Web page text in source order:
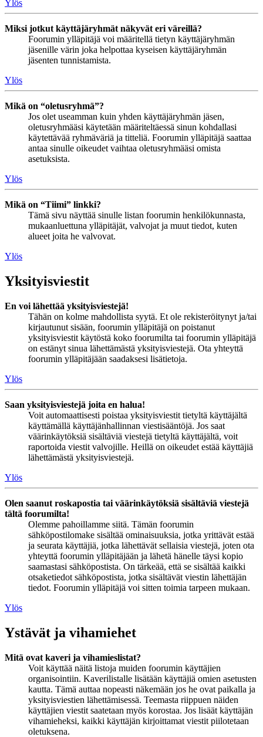
Ylös
Miksi jotkut käyttäjäryhmät näkyvät eri väreillä?
Foorumin ylläpitäjä voi määritellä tietyn käyttäjäryhmän
jäsenille värin joka helpottaa kyseisen käyttäjäryhmän
jäsenten tunnistamista.
Ylös
Mikä on “oletusryhmä”?
Jos olet useamman kuin yhden käyttäjäryhmän jäsen,
oletusryhmääsi käytetään määriteltäessä sinun kohdallasi
käytettävää ryhmäväriä ja titteliä. Foorumin ylläpitäjä saattaa
antaa sinulle oikeudet vaihtaa oletusryhmääsi omista
asetuksista.
Ylös
Mikä on “Tiimi” linkki?
Tämä sivu näyttää sinulle listan foorumin henkilökunnasta,
mukaanluettuna ylläpitäjät, valvojat ja muut tiedot, kuten
alueet joita he valvovat.
Ylös
Yksityisviestit
En voi lähettää yksityisviestejä!
Tähän on kolme mahdollista syytä. Et ole rekisteröitynyt ja/tai
kirjautunut sisään, foorumin ylläpitäjä on poistanut
yksityisviestit käytöstä koko foorumilta tai foorumin ylläpitäjä
on estänyt sinua lähettämästä yksityisviestejä. Ota yhteyttä
foorumin ylläpitäjään saadaksesi lisätietoja.
Ylös
Saan yksityisviestejä joita en halua!
Voit automaattisesti poistaa yksityisviestit tietyltä käyttäjältä
käyttämällä käyttäjänhallinnan viestisääntöjä. Jos saat
väärinkäytöksiä sisältäviä viestejä tietyltä käyttäjältä, voit
raportoida viestit valvojille. Heillä on oikeudet estää käyttäjiä
lähettämästä yksityisviestejä.
Ylös
Olen saanut roskapostia tai väärinkäytöksiä sisältäviä viestejä
tältä foorumilta!
Olemme pahoillamme siitä. Tämän foorumin
sähköpostilomake sisältää ominaisuuksia, jotka yrittävät estää
ja seurata käyttäjiä, jotka lähettävät sellaisia viestejä, joten ota
yhteyttä foorumin ylläpitäjään ja lähetä hänelle täysi kopio
saamastasi sähköpostista. On tärkeää, että se sisältää kaikki
otsaketiedot sähköpostista, jotka sisältävät viestin lähettäjän
tiedot. Foorumin ylläpitäjä voi sitten toimia tarpeen mukaan.
Ylös
Ystävät ja vihamiehet
Mitä ovat kaveri ja vihamieslistat?
Voit käyttää näitä listoja muiden foorumin käyttäjien
organisointiin. Kaverilistalle lisätään käyttäjiä omien asetusten
kautta. Tämä auttaa nopeasti näkemään jos he ovat paikalla ja
yksityisviestien lähettämisessä. Teemasta riippuen näiden
käyttäjien viestit saatetaan myös korostaa. Jos lisäät käyttäjän
vihamieheksi, kaikki käyttäjän kirjoittamat viestit piilotetaan
oletuksena.